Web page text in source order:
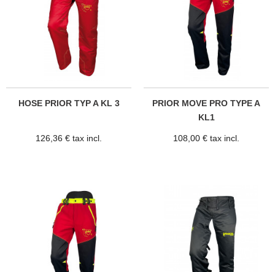
HOSE PRIOR TYP A KL 3
126,36 € tax incl.
PRIOR MOVE PRO TYPE A
KL1
108,00 € tax incl.